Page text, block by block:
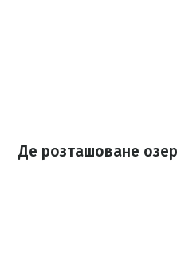
Де розташоване